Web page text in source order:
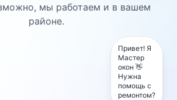
мы работаем и в вашем
районе.
Привет! Я
Мастер
окон 👋
Нужна
помощь с
ремонтом?